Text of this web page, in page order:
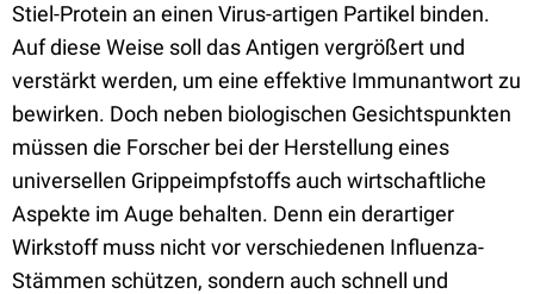
Stiel-Protein an einen Virus-artigen Partikel binden.
Auf diese Weise soll das Antigen vergrößert und
verstärkt werden, um eine effektive Immunantwort zu
bewirken. Doch neben biologischen Gesichtspunkten
müssen die Forscher bei der Herstellung eines
universellen Grippeimpfstoffs auch wirtschaftliche
Aspekte im Auge behalten. Denn ein derartiger
Wirkstoff muss nicht vor verschiedenen Influenza-
Stämmen schützen, sondern auch schnell und